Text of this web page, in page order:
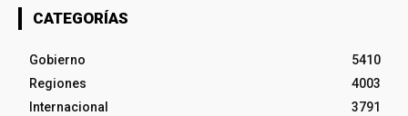
CATEGORÍAS
Gobierno
5410
Regiones
4003
Internacional
3791